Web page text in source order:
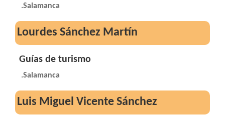
.Salamanca
Lourdes Sánchez Martín
Guías de turismo
.Salamanca
Luis Miguel Vicente Sánchez